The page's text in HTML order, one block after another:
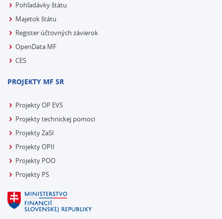
Pohľadávky štátu
Majetok štátu
Register účtovných závierok
OpenData MF
CES
PROJEKTY MF SR
Projekty OP EVS
Projekty technickej pomoci
Projekty ZaSI
Projekty OPII
Projekty POO
Projekty PS